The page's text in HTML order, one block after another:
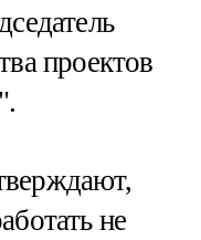
проектов
не